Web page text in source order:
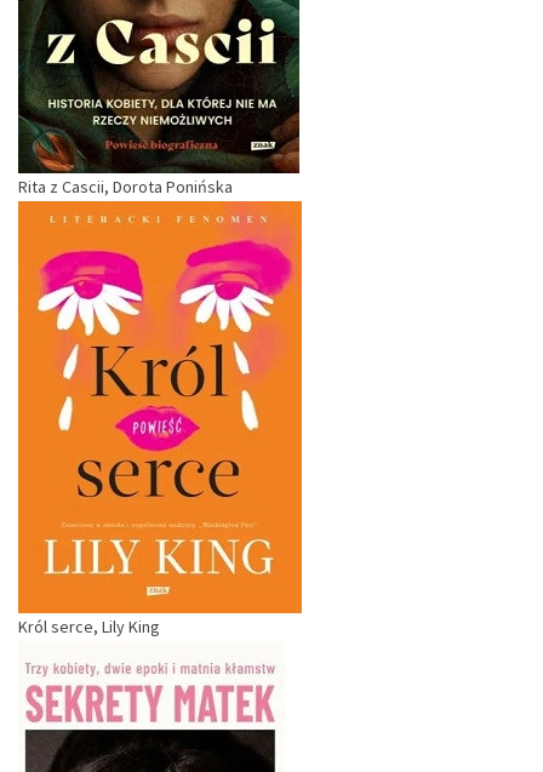
Rita z Cascii, Dorota Ponińska
Król serce, Lily King